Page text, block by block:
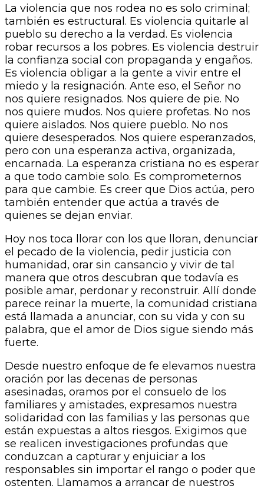
La violencia que nos rodea no es solo criminal;
también es estructural. Es violencia quitarle al
pueblo su derecho a la verdad. Es violencia
robar recursos a los pobres. Es violencia destruir
la confianza social con propaganda y engaños.
Es violencia obligar a la gente a vivir entre el
miedo y la resignación. Ante eso, el Señor no
nos quiere resignados. Nos quiere de pie. No
nos quiere mudos. Nos quiere profetas. No nos
quiere aislados. Nos quiere pueblo. No nos
quiere desesperados. Nos quiere esperanzados,
pero con una esperanza activa, organizada,
encarnada. La esperanza cristiana no es esperar
a que todo cambie solo. Es comprometernos
para que cambie. Es creer que Dios actúa, pero
también entender que actúa a través de
quienes se dejan enviar.
Hoy nos toca llorar con los que lloran, denunciar
el pecado de la violencia, pedir justicia con
humanidad, orar sin cansancio y vivir de tal
manera que otros descubran que todavía es
posible amar, perdonar y reconstruir. Allí donde
parece reinar la muerte, la comunidad cristiana
está llamada a anunciar, con su vida y con su
palabra, que el amor de Dios sigue siendo más
fuerte.
Desde nuestro enfoque de fe elevamos nuestra
oración por las decenas de personas
asesinadas, oramos por el consuelo de los
familiares y amistades, expresamos nuestra
solidaridad con las familias y las personas que
están expuestas a altos riesgos. Exigimos que
se realicen investigaciones profundas que
conduzcan a capturar y enjuiciar a los
responsables sin importar el rango o poder que
ostenten. Llamamos a arrancar de nuestros